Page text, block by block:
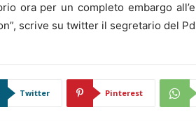
ora per un completo embargo
scrive su twitter il segretario del
Twitter Pinterest